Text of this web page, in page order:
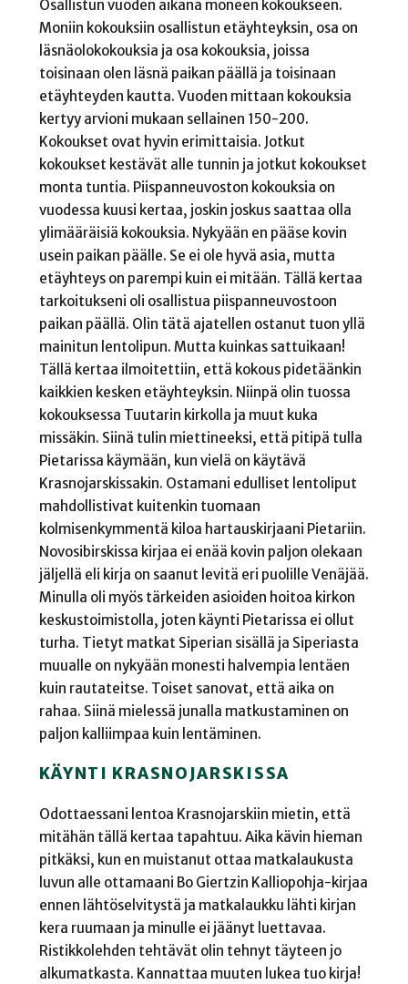
Osallistun vuoden aikana moneen kokoukseen.
Moniin kokouksiin osallistun etäyhteyksin, osa on
läsnäolokokouksia ja osa kokouksia, joissa
toisinaan olen läsnä paikan päällä ja toisinaan
etäyhteyden kautta. Vuoden mittaan kokouksia
kertyy arvioni mukaan sellainen 150-200.
Kokoukset ovat hyvin erimittaisia. Jotkut
kokoukset kestävät alle tunnin ja jotkut kokoukset
monta tuntia. Piispanneuvoston kokouksia on
vuodessa kuusi kertaa, joskin joskus saattaa olla
ylimääräisiä kokouksia. Nykyään en pääse kovin
usein paikan päälle. Se ei ole hyvä asia, mutta
etäyhteys on parempi kuin ei mitään. Tällä kertaa
tarkoitukseni oli osallistua piispanneuvostoon
paikan päällä. Olin tätä ajatellen ostanut tuon yllä
mainitun lentolipun. Mutta kuinkas sattuikaan!
Tällä kertaa ilmoitettiin, että kokous pidetäänkin
kaikkien kesken etäyhteyksin. Niinpä olin tuossa
kokouksessa Tuutarin kirkolla ja muut kuka
missäkin. Siinä tulin miettineeksi, että pitipä tulla
Pietarissa käymään, kun vielä on käytävä
Krasnojarskissakin. Ostamani edulliset lentoliput
mahdollistivat kuitenkin tuomaan
kolmisenkymmentä kiloa hartauskirjaani Pietariin.
Novosibirskissa kirjaa ei enää kovin paljon olekaan
jäljellä eli kirja on saanut levitä eri puolille Venäjää.
Minulla oli myös tärkeiden asioiden hoitoa kirkon
keskustoimistolla, joten käynti Pietarissa ei ollut
turha. Tietyt matkat Siperian sisällä ja Siperiasta
muualle on nykyään monesti halvempia lentäen
kuin rautateitse. Toiset sanovat, että aika on
rahaa. Siinä mielessä junalla matkustaminen on
paljon kalliimpaa kuin lentäminen.
KÄYNTI KRASNOJARSKISSA
Odottaessani lentoa Krasnojarskiin mietin, että
mitähän tällä kertaa tapahtuu. Aika kävin hieman
pitkäksi, kun en muistanut ottaa matkalaukusta
luvun alle ottamaani Bo Giertzin Kalliopohja-kirjaa
ennen lähtöselvitystä ja matkalaukku lähti kirjan
kera ruumaan ja minulle ei jäänyt luettavaa.
Ristikkolehden tehtävät olin tehnyt täyteen jo
alkumatkasta. Kannattaa muuten lukea tuo kirja!